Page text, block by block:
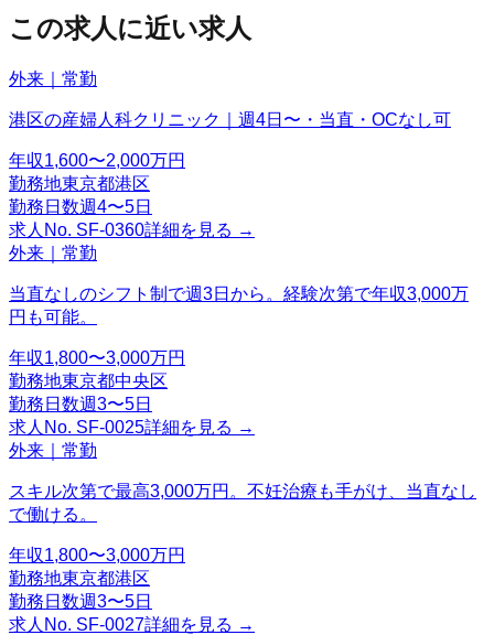
この求人に近い求人
外来｜常勤
港区の産婦人科クリニック｜週4日〜・当直・OCなし可
年収1,600〜2,000万円
勤務地東京都港区
勤務日数週4〜5日
求人No. SF-0360詳細を見る →
外来｜常勤
当直なしのシフト制で週3日から。経験次第で年収3,000万
円も可能。
年収1,800〜3,000万円
勤務地東京都中央区
勤務日数週3〜5日
求人No. SF-0025詳細を見る →
外来｜常勤
スキル次第で最高3,000万円。不妊治療も手がけ、当直なし
で働ける。
年収1,800〜3,000万円
勤務地東京都港区
勤務日数週3〜5日
求人No. SF-0027詳細を見る →